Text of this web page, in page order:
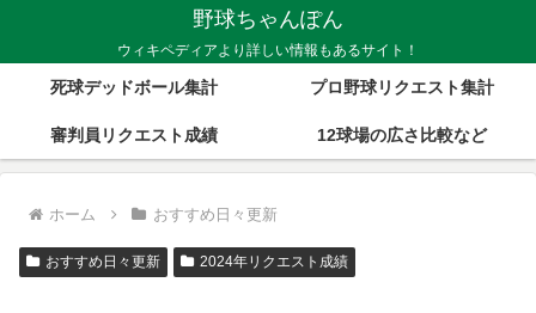
野球ちゃんぽん
ウィキペディアより詳しい情報もあるサイト！
死球デッドボール集計 プロ野球リクエスト集計
審判員リクエスト成績 12球場の広さ比較など
ホーム おすすめ日々更新
おすすめ日々更新 2024年リクエスト成績